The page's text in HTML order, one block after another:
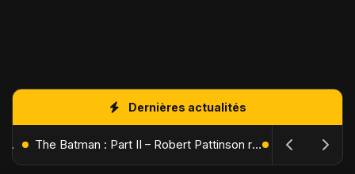
Dernières actualités
L'Âge de Glace : Le Réveil du Volcan – Manny, Sid et Diego de retour pour une aventure explosive The Batman : Part II – Robert Pattinson replonge dans les ténèbres de Gotham dès octobre 2027